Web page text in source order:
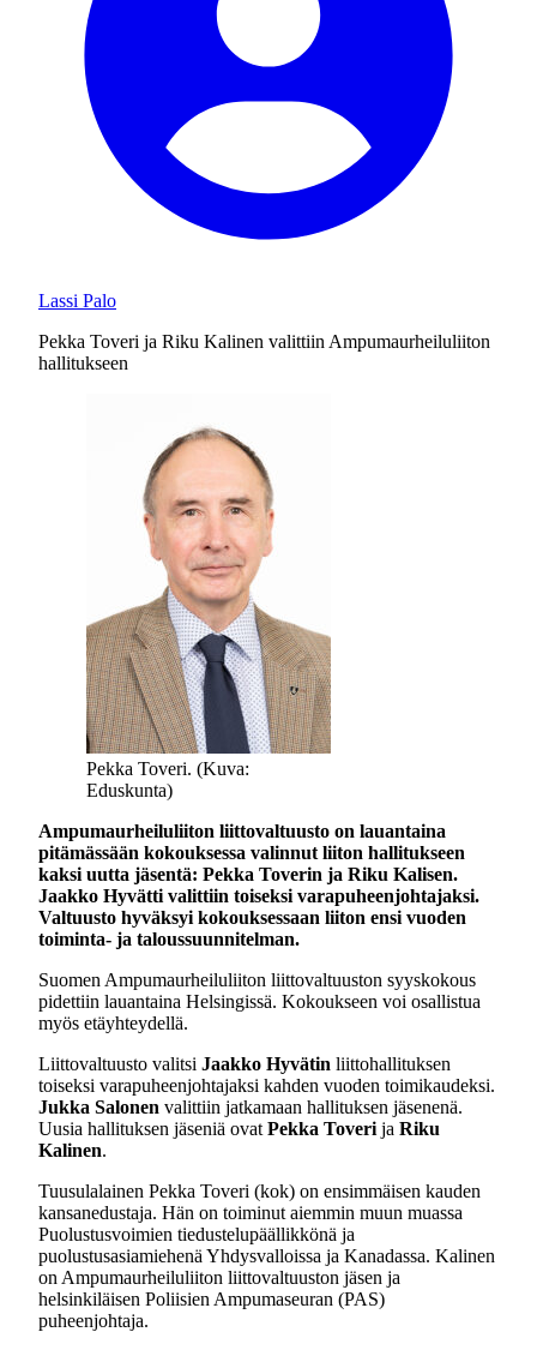
Lassi Palo
Pekka Toveri ja Riku Kalinen valittiin Ampumaurheiluliiton
hallitukseen
Pekka Toveri. (Kuva:
Eduskunta)
Ampumaurheiluliiton liittovaltuusto on lauantaina
pitämässään kokouksessa valinnut liiton hallitukseen
kaksi uutta jäsentä: Pekka Toverin ja Riku Kalisen.
Jaakko Hyvätti valittiin toiseksi varapuheenjohtajaksi.
Valtuusto hyväksyi kokouksessaan liiton ensi vuoden
toiminta- ja taloussuunnitelman.
Suomen Ampumaurheiluliiton liittovaltuuston syyskokous
pidettiin lauantaina Helsingissä. Kokoukseen voi osallistua
myös etäyhteydellä.
Liittovaltuusto valitsi Jaakko Hyvätin liittohallituksen
toiseksi varapuheenjohtajaksi kahden vuoden toimikaudeksi.
Jukka Salonen valittiin jatkamaan hallituksen jäsenenä.
Uusia hallituksen jäseniä ovat Pekka Toveri ja Riku
Kalinen.
Tuusulalainen Pekka Toveri (kok) on ensimmäisen kauden
kansanedustaja. Hän on toiminut aiemmin muun muassa
Puolustusvoimien tiedustelupäällikkönä ja
puolustusasiamiehenä Yhdysvalloissa ja Kanadassa. Kalinen
on Ampumaurheiluliiton liittovaltuuston jäsen ja
helsinkiläisen Poliisien Ampumaseuran (PAS)
puheenjohtaja.